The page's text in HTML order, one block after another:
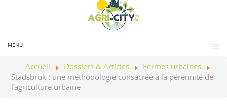
MENU
Accueil Dossiers & Articles
Fermes urbaines
Stadsbruk : une méthodologie consacrée à la pérennité de
l’agriculture urbaine